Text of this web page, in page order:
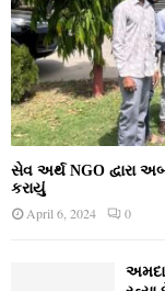
સેવ અર્થ NGO દ્વારા
કરાયું
April 6, 2024 0